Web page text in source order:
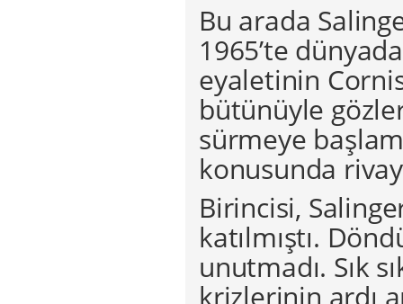
Bu arada
1965’te
eyaletinin
bütünüyle
sürmeye
konusunda
Birincisi,
katılmıştı.
unutmadı. Sık
krizlerinin ardı